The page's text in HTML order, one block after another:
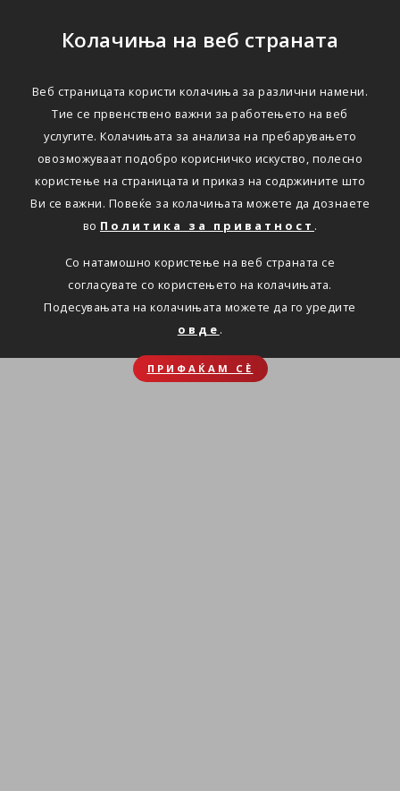
Колачиња на веб страната
Веб страницата користи колачиња за различни намени.
Тие се првенствено важни за работењето на веб
услугите. Колачињата за анализа на пребарувањето
овозможуваат подобро корисничко искуство, полесно
користење на страницата и приказ на содржините што
Ви се важни. Повеќе за колачињата можете да дознаете
во Политика за приватност .
Со натамошно користење на веб страната се
согласувате со користењето на колачињата.
Подесувањата на колачињата можете да го уредите
овде .
ПРИФАЌАМ СЀ